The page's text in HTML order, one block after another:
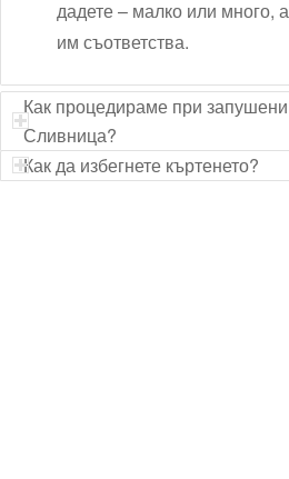
дадете – малко или много,
им съответства.
Как процедираме при
Сливница?
Как да избегнете къртенето?